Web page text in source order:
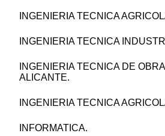
INGENIERIA TECNICA
INGENIERIA TECNICA
INGENIERIA TECNICA DE
ALICANTE.
INGENIERIA TECNICA
INFORMATICA.